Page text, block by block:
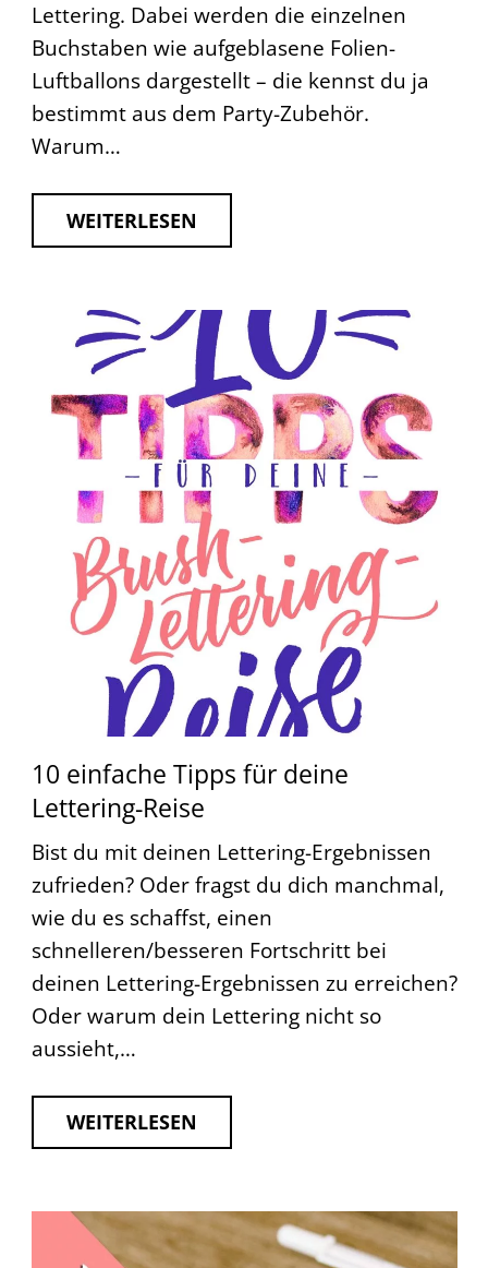
Lettering. Dabei werden die einzelnen
Buchstaben wie aufgeblasene Folien-
Luftballons dargestellt – die kennst du ja
bestimmt aus dem Party-Zubehör.
Warum…
WEITERLESEN
10 einfache Tipps für deine
Lettering-Reise
Bist du mit deinen Lettering-Ergebnissen
zufrieden? Oder fragst du dich manchmal,
wie du es schaffst, einen
schnelleren/besseren Fortschritt bei
deinen Lettering-Ergebnissen zu erreichen?
Oder warum dein Lettering nicht so
aussieht,…
WEITERLESEN